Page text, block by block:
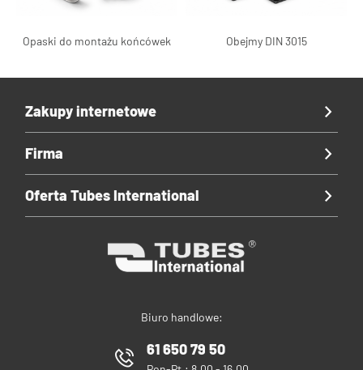
Opaski do montażu końcówek Obejmy DIN 3015
Biuro handlowe:
61 650 79 50
Zakupy internetowe
Firma
Oferta Tubes International